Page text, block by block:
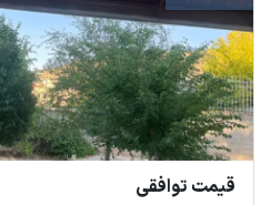
قیمت توافقی